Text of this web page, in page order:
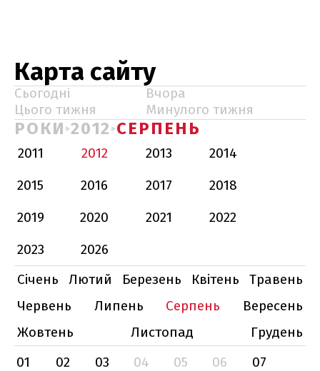
Карта сайту
Сьогодні
Вчора
Цього тижня
Минулого тижня
РОКИ 2012 СЕРПЕНЬ
2011 2012 2013
2014
2015
2016 2017
2018
2019
2020 2021
2022
2023
2026
Січень
Лютий Березень Квітень
Травень
Червень
Липень Серпень
Вересень
Жовтень
Листопад
Грудень
01
02 03 04 05 06
07